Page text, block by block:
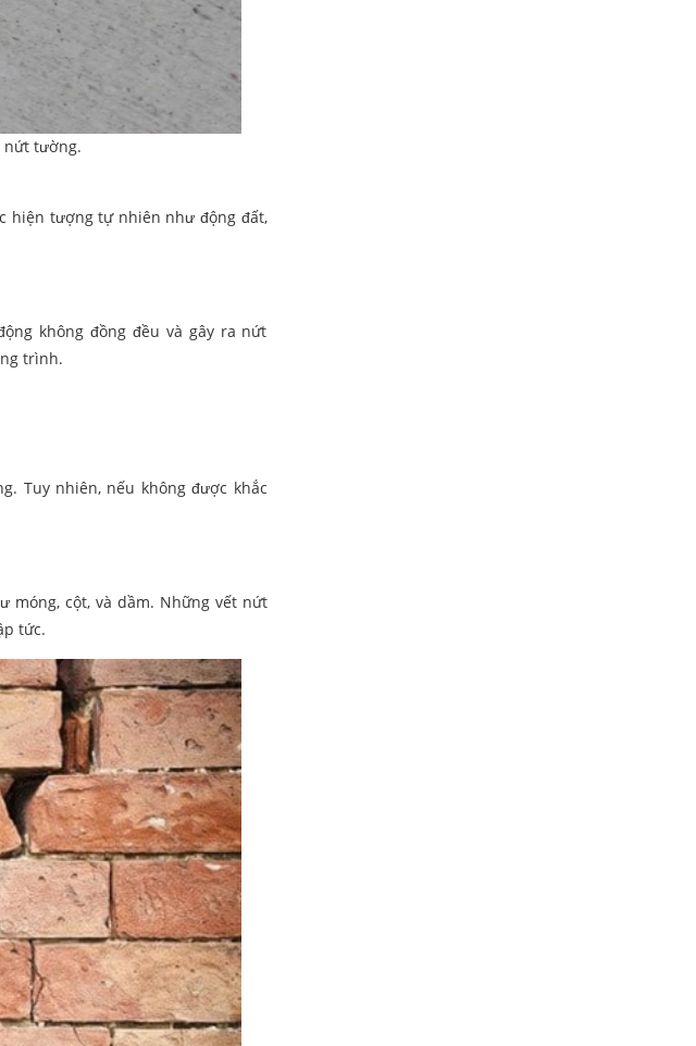
nứt tường.
hiện tượng tự nhiên như động đất,
không đồng đều và gây ra nứt
trình.
Tuy nhiên, nếu không được khắc
cột, và dầm. Những vết nứt
tức.